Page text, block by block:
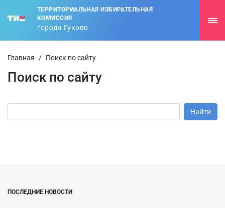
ТЕРРИТОРИАЛЬНАЯ ИЗБИРАТЕЛЬНАЯ
КОМИССИЯ
города Гуково
Главная / Поиск по сайту
Поиск по сайту
ПОСЛЕДНИЕ НОВОСТИ